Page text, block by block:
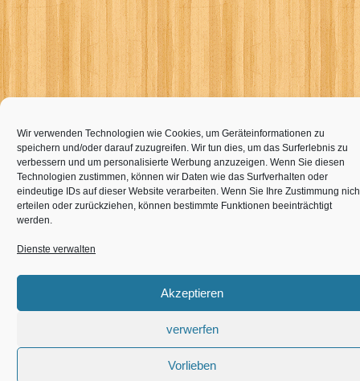
Wir verwenden Technologien wie Cookies, um Geräteinformationen zu
speichern und/oder darauf zuzugreifen. Wir tun dies, um das Surferlebnis zu
verbessern und um personalisierte Werbung anzuzeigen. Wenn Sie diesen
Technologien zustimmen, können wir Daten wie das Surfverhalten oder
eindeutige IDs auf dieser Website verarbeiten. Wenn Sie Ihre Zustimmung
erteilen oder zurückziehen, können bestimmte Funktionen beeinträchtigt
werden.
Dienste verwalten
Akzeptieren
verwerfen
Vorlieben